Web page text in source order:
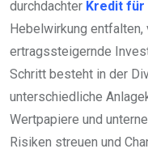
durchdachter Kredit für
Hebelwirkung
ertragssteigernde
Schritt besteht in der
unterschiedliche
Wertpapiere und
Risiken streuen und